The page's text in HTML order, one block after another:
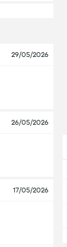
29/05/2026
26/05/2026
17/05/2026